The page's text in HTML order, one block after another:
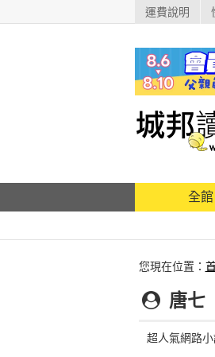
運費說明
全館
您現在位置：
唐七
超人氣網路